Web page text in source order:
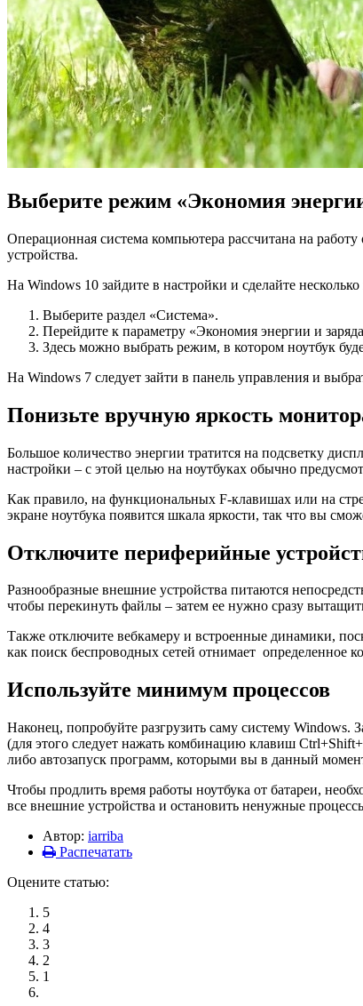
Выберите режим «Экономия
Операционная система компьютера рассчитана на
устройства.
На Windows 10 зайдите в настройки и сделайте
Выберите раздел «Система».
Перейдите к параметру «Экономия энергии и
Здесь можно выбрать режим, в котором ноутбук
На Windows 7 следует зайти в панель управления и
Понизьте вручную яркость
Большое количество энергии тратится на подсветку
настройки – с этой целью на ноутбуках обычно
Как правило, на функциональных F-клавишах или на
экране ноутбука появится шкала яркости, так что вы
Отключите периферийные
Разнообразные внешние устройства питаются
чтобы перекинуть файлы – затем ее нужно сразу
Также отключите вебкамеру и встроенные динамики,
как поиск беспроводных сетей отнимает определенное
Используйте минимум процессов
Наконец, попробуйте разгрузить саму систему
(для этого следует нажать комбинацию клавиш
либо автозапуск программ, которыми вы в данный
Чтобы продлить время работы ноутбука от батареи,
все внешние устройства и остановить ненужные
Автор: iarriba
Распечатать
Оцените статью:
5
4
3
2
1